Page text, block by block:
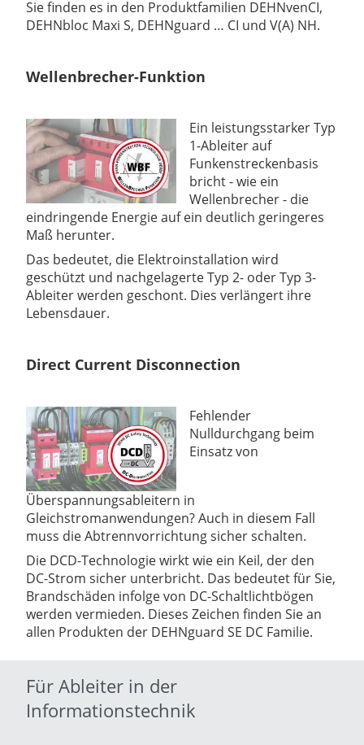
Sie finden es in den Produktfamilien DEHNvenCI,
DEHNbloc Maxi S, DEHNguard … CI und V(A) NH.
Wellenbrecher-Funktion
Ein leistungsstarker Typ
1-Ableiter auf
Funkenstreckenbasis
bricht - wie ein
Wellenbrecher - die
eindringende Energie auf ein deutlich geringeres
Maß herunter.
Das bedeutet, die Elektroinstallation wird
geschützt und nachgelagerte Typ 2- oder Typ 3-
Ableiter werden geschont. Dies verlängert ihre
Lebensdauer.
Direct Current Disconnection
Fehlender
Nulldurchgang beim
Einsatz von
Überspannungsableitern in
Gleichstromanwendungen? Auch in diesem Fall
muss die Abtrennvorrichtung sicher schalten.
Die DCD-Technologie wirkt wie ein Keil, der den
DC-Strom sicher unterbricht. Das bedeutet für Sie,
Brandschäden infolge von DC-Schaltlichtbögen
werden vermieden. Dieses Zeichen finden Sie an
allen Produkten der DEHNguard SE DC Familie.
Für Ableiter in der
Informationstechnik